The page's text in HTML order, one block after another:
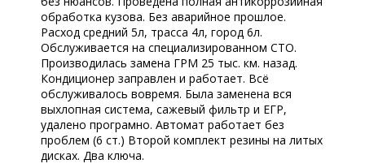
обработка кузова. Без аварийное прошлое.
Расход средний 5л, трасса 4л, город 6л.
Обслуживается на специализированном СТО.
Производилась замена ГРМ 25 тыс. км. назад.
Кондиционер заправлен и работает. Всё
обслуживалось вовремя. Была заменена вся
выхлопная система, сажевый фильтр и ЕГР,
удалено програмно. Автомат работает без
проблем (6 ст.) Второй комплект резины на литых
дисках. Два ключа.